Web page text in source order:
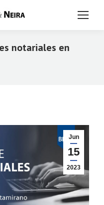
notariales en
Jun
15
2023